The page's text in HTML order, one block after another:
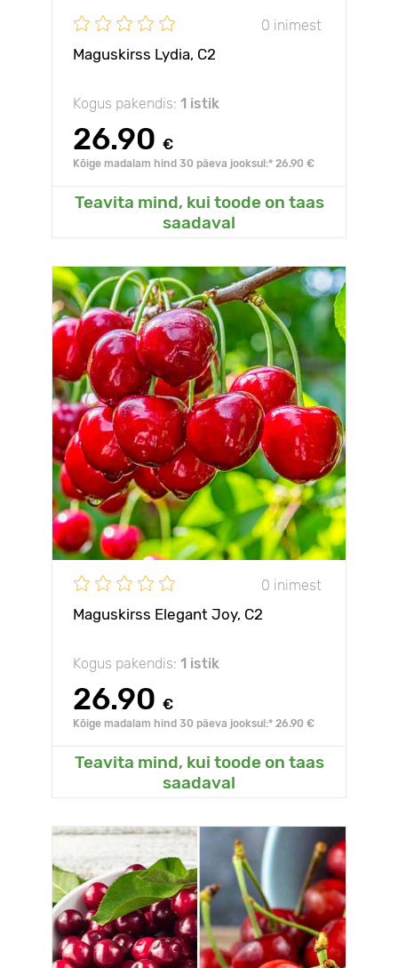
0 inimest
Maguskirss Lydia, С2
Kogus pakendis: 1 istik
26.90 €
Kõige madalam hind 30 päeva jooksul:* 26.90 €
Teavita mind, kui toode on taas
saadaval
0 inimest
Maguskirss Elegant Joy, С2
Kogus pakendis: 1 istik
26.90 €
Kõige madalam hind 30 päeva jooksul:* 26.90 €
Teavita mind, kui toode on taas
saadaval